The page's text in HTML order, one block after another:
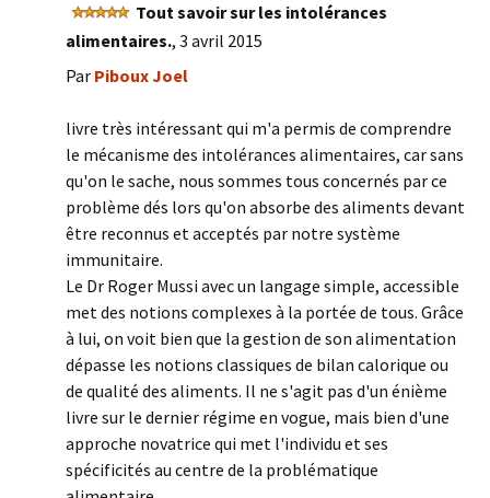
Tout savoir sur les intolérances
alimentaires., 3 avril 2015
Par Piboux Joel
livre très intéressant qui m'a permis de comprendre
le mécanisme des intolérances alimentaires, car sans
qu'on le sache, nous sommes tous concernés par ce
problème dés lors qu'on absorbe des aliments devant
être reconnus et acceptés par notre système
immunitaire.
Le Dr Roger Mussi avec un langage simple, accessible
met des notions complexes à la portée de tous. Grâce
à lui, on voit bien que la gestion de son alimentation
dépasse les notions classiques de bilan calorique ou
de qualité des aliments. Il ne s'agit pas d'un énième
livre sur le dernier régime en vogue, mais bien d'une
approche novatrice qui met l'individu et ses
spécificités au centre de la problématique